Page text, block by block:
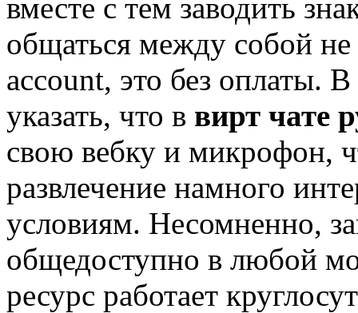
вместе с тем заводить
общаться между собой не
account, это без оплаты.
указать, что в вирт чате
свою вебку и микрофон,
развлечение намного
условиям. Несомненно,
общедоступно в любой
ресурс работает